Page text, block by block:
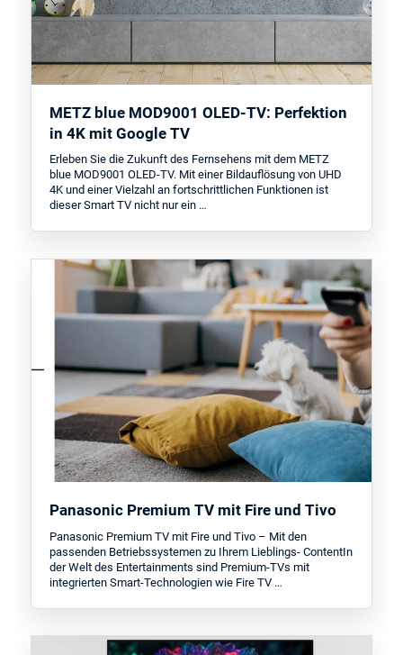
METZ blue MOD9001 OLED-TV: Perfektion
in 4K mit Google TV
Erleben Sie die Zukunft des Fernsehens mit dem METZ
blue MOD9001 OLED-TV. Mit einer Bildauflösung von UHD
4K und einer Vielzahl an fortschrittlichen Funktionen ist
dieser Smart TV nicht nur ein …
Panasonic Premium TV mit Fire und Tivo
Panasonic Premium TV mit Fire und Tivo – Mit den
passenden Betriebssystemen zu Ihrem Lieblings- ContentIn
der Welt des Entertainments sind Premium-TVs mit
integrierten Smart-Technologien wie Fire TV …